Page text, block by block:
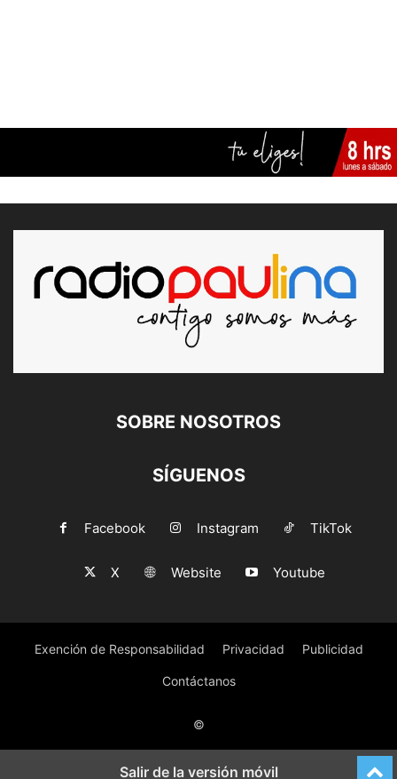
SOBRE NOSOTROS
SÍGUENOS
Facebook Instagram TikTok
X Website Youtube
Exención de Responsabilidad Privacidad Publicidad
Contáctanos
©
Salir de la versión móvil